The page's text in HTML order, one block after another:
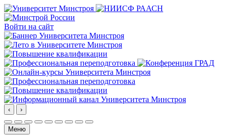
Войти на сайт
‹ ›
Меню